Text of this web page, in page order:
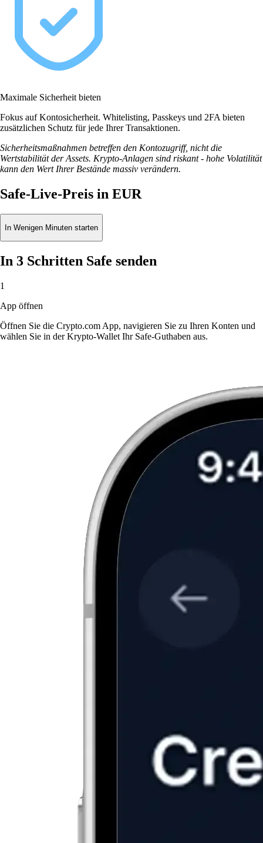
Maximale Sicherheit bieten
Fokus auf Kontosicherheit. Whitelisting, Passkeys und 2FA bieten
zusätzlichen Schutz für jede Ihrer Transaktionen.
Sicherheitsmaßnahmen betreffen den Kontozugriff, nicht die
Wertstabilität der Assets. Krypto-Anlagen sind riskant - hohe Volatilität
kann den Wert Ihrer Bestände massiv verändern.
Safe-Live-Preis in EUR
In Wenigen Minuten starten
In 3 Schritten Safe senden
1
App öffnen
Öffnen Sie die Crypto.com App, navigieren Sie zu Ihren Konten und
wählen Sie in der Krypto-Wallet Ihr Safe-Guthaben aus.